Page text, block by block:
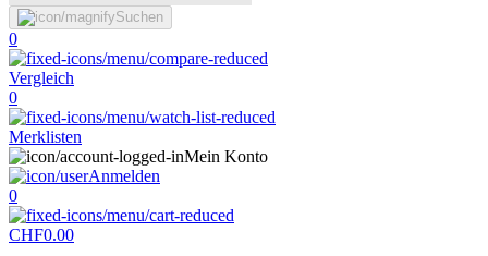
Suchen
0
Vergleich
0
Merklisten
Mein Konto
Anmelden
0
CHF0.00